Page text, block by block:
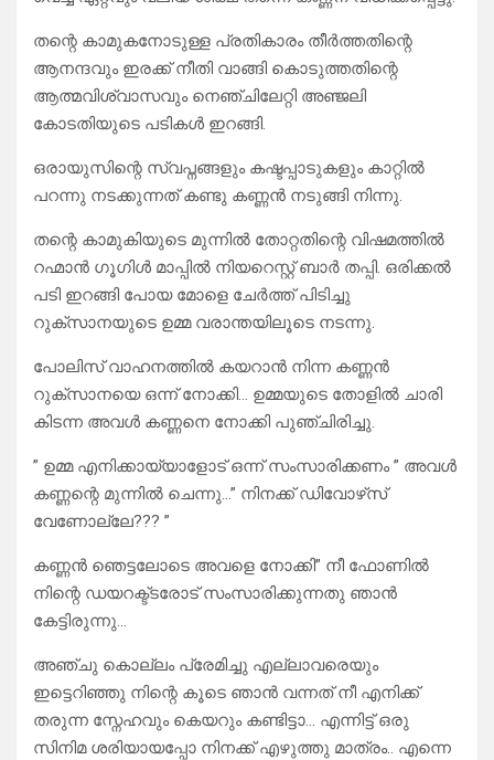
തന്റെ കാമുകനോടുള്ള പ്രതികാരം തീർത്തതിന്റെ
ആനന്ദവും ഇരക്ക് നീതി വാങ്ങി കൊടുത്തതിന്റെ
ആത്മവിശ്വാസവും നെഞ്ചിലേറ്റി അഞ്ജലി
കോടതിയുടെ പടികൾ ഇറങ്ങി.
ഒരായുസിന്റെ സ്വപ്നങ്ങളും കഷ്ടപ്പാടുകളും കാറ്റിൽ
പറന്നു നടക്കുന്നത് കണ്ടു കണ്ണൻ നടുങ്ങി നിന്നു.
തന്റെ കാമുകിയുടെ മുന്നിൽ തോറ്റതിന്റെ വിഷമത്തിൽ
റഹ്മാൻ ഗൂഗിൾ മാപ്പിൽ നിയറെസ്റ്റ് ബാർ തപ്പി. ഒരിക്കൽ
പടി ഇറങ്ങി പോയ മോളെ ചേർത്ത് പിടിച്ചു
റുക്‌സാനയുടെ ഉമ്മ വരാന്തയിലൂടെ നടന്നു.
പോലിസ് വാഹനത്തിൽ കയറാൻ നിന്ന കണ്ണൻ
റുക്‌സാനയെ ഒന്ന് നോക്കി… ഉമ്മയുടെ തോളിൽ ചാരി
കിടന്ന അവൾ കണ്ണനെ നോക്കി പുഞ്ചിരിച്ചു.
” ഉമ്മ എനിക്കായ്യാളോട് ഒന്ന് സംസാരിക്കണം ” അവൾ
കണ്ണന്റെ മുന്നിൽ ചെന്നു…” നിനക്ക് ഡിവോഴ്‌സ്
വേണോല്ലേ??? ”
കണ്ണൻ ഞെട്ടലോടെ അവളെ നോക്കി” നീ ഫോണിൽ
നിന്റെ ഡയറക്ട്ടരോട് സംസാരിക്കുന്നതു ഞാൻ
കേട്ടിരുന്നു…
അഞ്ചു കൊല്ലം പ്രേമിച്ചു എല്ലാവരെയും
ഇട്ടെറിഞ്ഞു നിന്റെ കൂടെ ഞാൻ വന്നത് നീ എനിക്ക്
തരുന്ന സ്നേഹവും കെയറും കണ്ടിട്ടാ… എന്നിട്ട് ഒരു
സിനിമ ശരിയായപ്പോ നിനക്ക് എഴുത്തു മാത്രം.. എന്നെ